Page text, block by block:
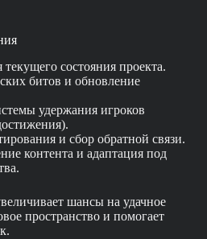
состояния проекта.
битов и обновление
удержания игроков
и сбор обратной связи.
контента и адаптация под
шансы на удачное
пространство и помогает